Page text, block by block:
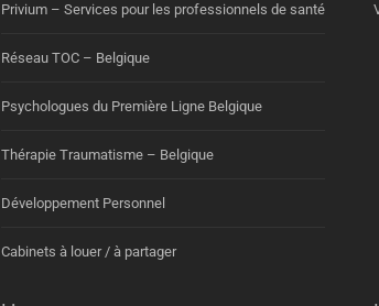
Privium – Services pour les professionnels de santé
Réseau TOC – Belgique
Psychologues du Première Ligne Belgique
Thérapie Traumatisme – Belgique
Développement Personnel
Cabinets à louer / à partager